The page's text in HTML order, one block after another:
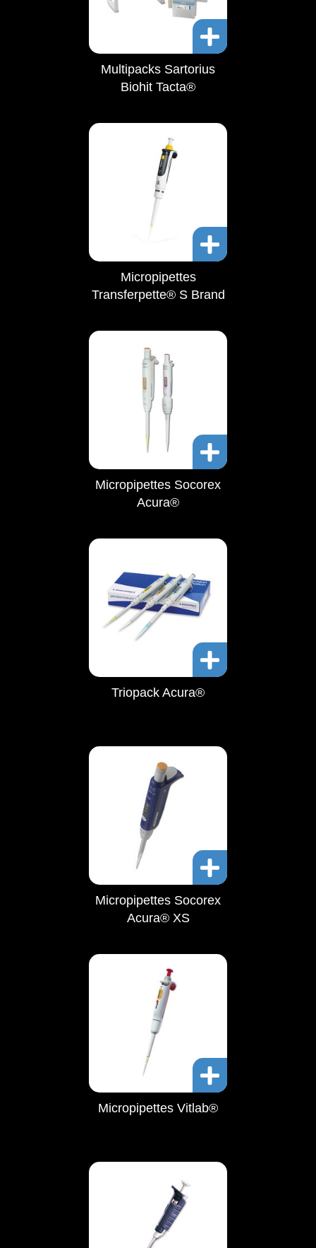
Multipacks Sartorius
Biohit Tacta®
Micropipettes
Transferpette® S Brand
Micropipettes Socorex
Acura®
Triopack Acura®
Micropipettes Socorex
Acura® XS
Micropipettes Vitlab®